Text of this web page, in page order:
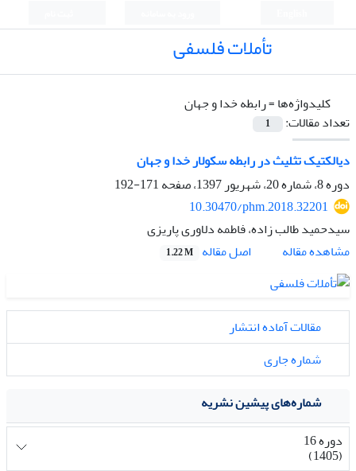
تأملات فلسفی
کلیدواژه‌ها =رابطه خدا و جهان
تعداد مقالات:
1
دیالکتیک تثلیث در رابطه سکولار خدا و جهان
دوره 8، شماره 20، شهریور 1397، صفحه
171-192
10.30470/phm.2018.32201
سیدحمید طالب زاده، فاطمه دلاوری پاریزی
مشاهده مقاله
اصل مقاله 1.22 M
مقالات آماده انتشار
شماره جاری
شماره‌های پیشین نشریه
دوره 16
(1405)